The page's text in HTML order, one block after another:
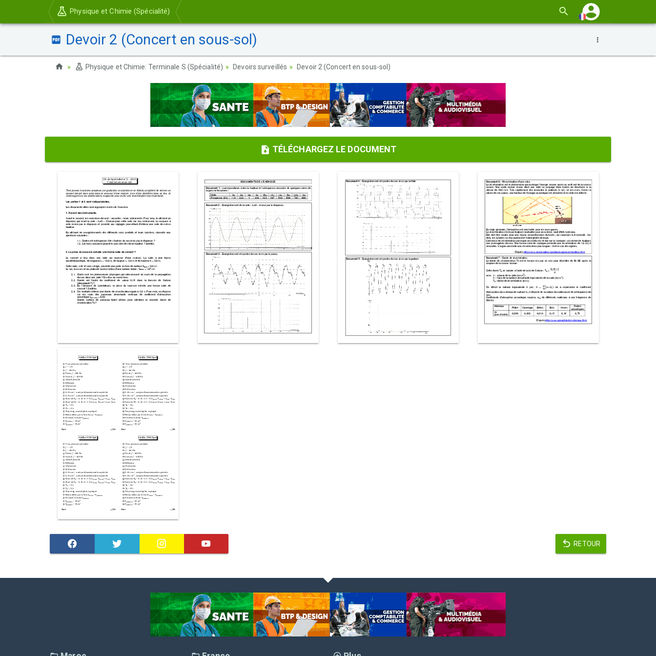
Physique et Chimie (Spécialité)
Devoir 2 (Concert en sous-sol)
Physique et Chimie: Terminale S (Spécialité) Devoirs surveillés Devoir 2 (Concert en sous-sol)
TÉLÉCHARGEZ LE DOCUMENT
RETOUR